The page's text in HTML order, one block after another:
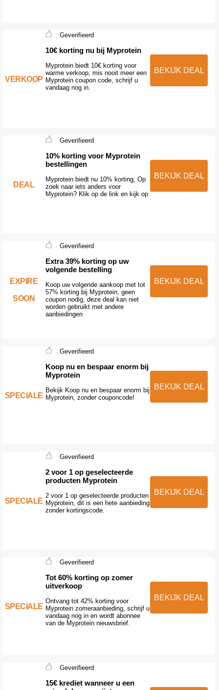
VERKOOP
Geverifieerd
10€ korting nu bij Myprotein
Myprotein biedt 10€ korting voor
warme verkoop, mis nooit meer een
Myprotein coupon code, schrijf u
vandaag nog in.
BEKIJK DEAL
DEAL
Geverifieerd
10% korting voor Myprotein
bestellingen
Myprotein biedt nu 10% korting, Op
zoek naar iets anders voor
Myprotein? Klik op de link en kijk op
BEKIJK DEAL
EXPIRE
SOON
Geverifieerd
Extra 39% korting op uw
volgende bestelling
Koop uw volgende aankoop met tot
57% korting bij Myprotein, geen
coupon nodig, deze deal kan niet
worden gebruikt met andere
aanbiedingen
BEKIJK DEAL
SPECIALE
Geverifieerd
Koop nu en bespaar enorm bij
Myprotein
Bekijk Koop nu en bespaar enorm bij
Myprotein, zonder couponcode!
BEKIJK DEAL
SPECIALE
Geverifieerd
2 voor 1 op geselecteerde
producten Myprotein
2 voor 1 op geselecteerde producten
Myprotein, dit is een hete aanbieding
zonder kortingscode.
BEKIJK DEAL
SPECIALE
Geverifieerd
Tot 60% korting op zomer
uitverkoop
Ontvang tot 42% korting voor
Myprotein zomeraanbieding, schrijf u
vandaag nog in en wordt abonnee
van de Myprotein nieuwsbrief.
BEKIJK DEAL
Geverifieerd
15€ krediet wanneer u een